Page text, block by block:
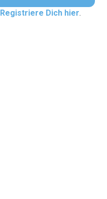
Registriere Dich hier.